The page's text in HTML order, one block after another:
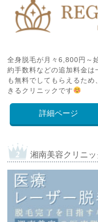
全身脱毛が月々6,800円～
約手数料などの追加料金
も無料でしてもらえるた
きるクリニックです
詳細ページ
湘南美容クリニッ